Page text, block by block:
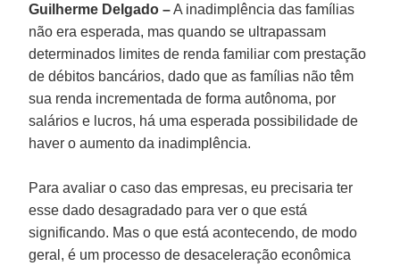
Guilherme Delgado –A inadimplência das famílias
não era esperada, mas quando se ultrapassam
determinados limites de renda familiar com prestação
de débitos bancários, dado que as famílias não têm
sua renda incrementada de forma autônoma, por
salários e lucros, há uma esperada possibilidade de
haver o aumento da inadimplência.
Para avaliar o caso das empresas, eu precisaria ter
esse dado desagradado para ver o que está
significando. Mas o que está acontecendo, de modo
geral, é um processo de desaceleração econômica